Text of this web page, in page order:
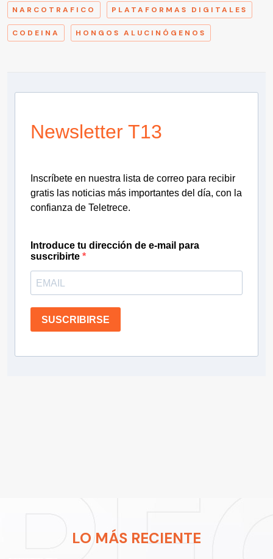
NARCOTRAFICO PLATAFORMAS DIGITALES
CODEINA HONGOS ALUCINÓGENOS
Newsletter T13
Inscríbete en nuestra lista de correo para recibir
gratis las noticias más importantes del día, con la
confianza de Teletrece.
Introduce tu dirección de e-mail para
suscribirte
SUSCRIBIRSE
LO MÁS RECIENTE